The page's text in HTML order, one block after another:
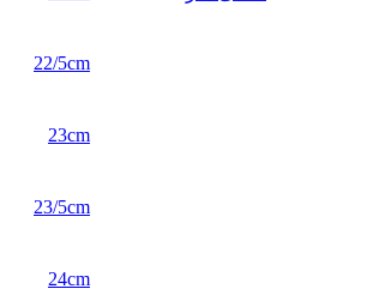
22/5cm
23cm
23/5cm
24cm